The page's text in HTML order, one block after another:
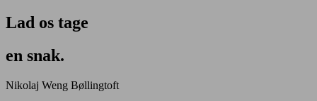
Lad os tage
en snak.
Nikolaj Weng Bøllingtoft